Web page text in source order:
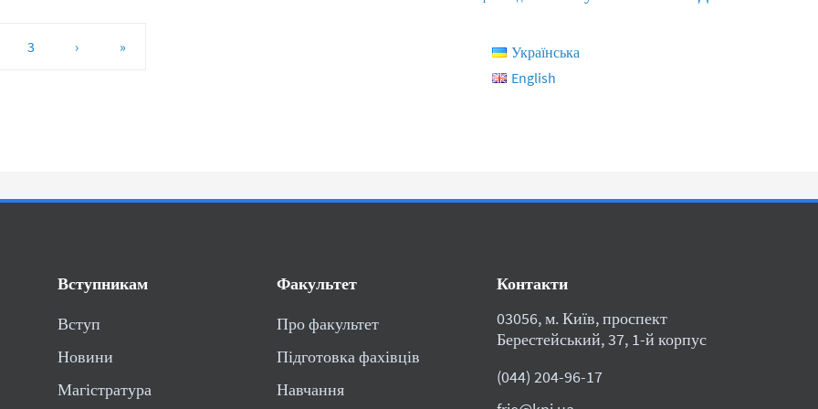
3 › »
Українська
English
Вступникам
Вступ
Новини
Магістратура
Факультет
Про факультет
Підготовка фахівців
Навчання
Контакти
03056, м. Київ, проспект
Берестейський, 37, 1-й корпус
(044) 204-96-17